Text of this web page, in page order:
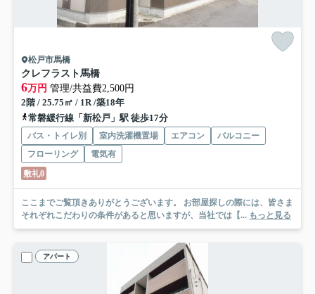
松戸市馬橋
クレフラスト馬橋
6万円 管理/共益費2,500円
2階 / 25.75㎡ / 1R /築18年
常磐緩行線「新松戸」駅 徒歩17分
バス・トイレ別 室内洗濯機置場 エアコン
バルコニー
フローリング
電気有
敷礼0
ここまでご覧頂きありがとうございます。 お部屋探しの際には、皆さま
それぞれこだわりの条件があると思いますが、当社では【... もっと見る
アパート